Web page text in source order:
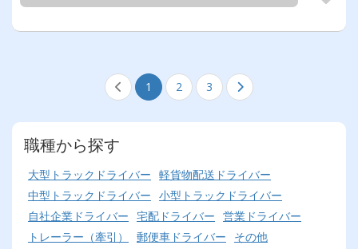
1 2 3
職種から探す
大型トラックドライバー 軽貨物配送ドライバー
中型トラックドライバー 小型トラックドライバー
自社企業ドライバー 宅配ドライバー 営業ドライバー
トレーラー（牽引）
郵便車ドライバー
その他